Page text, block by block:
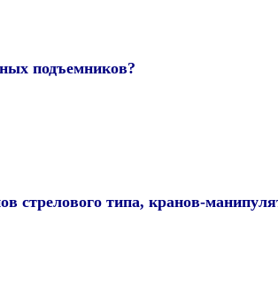
подъемников?
стрелового типа, кранов-